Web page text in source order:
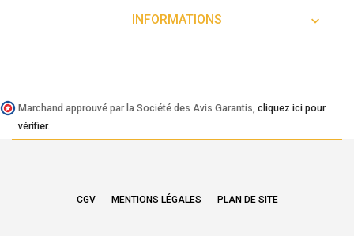
INFORMATIONS 
Marchand approuvé par la Société des Avis Garantis, cliquez ici pour
vérifier.
CGV MENTIONS LÉGALES PLAN DE SITE